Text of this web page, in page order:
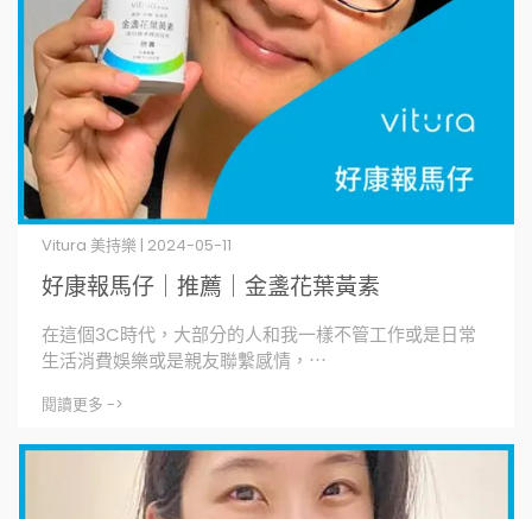
好康報馬仔｜推薦｜金盞花葉黃素
Vitura 美持樂 | 2024-05-11
在這個3C時代，大部分的人和我一樣不管工作或是日常
生活消費娛樂或是親友聯繫感情，⋯
閱讀更多 ->